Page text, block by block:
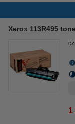
Xerox 113R495
1